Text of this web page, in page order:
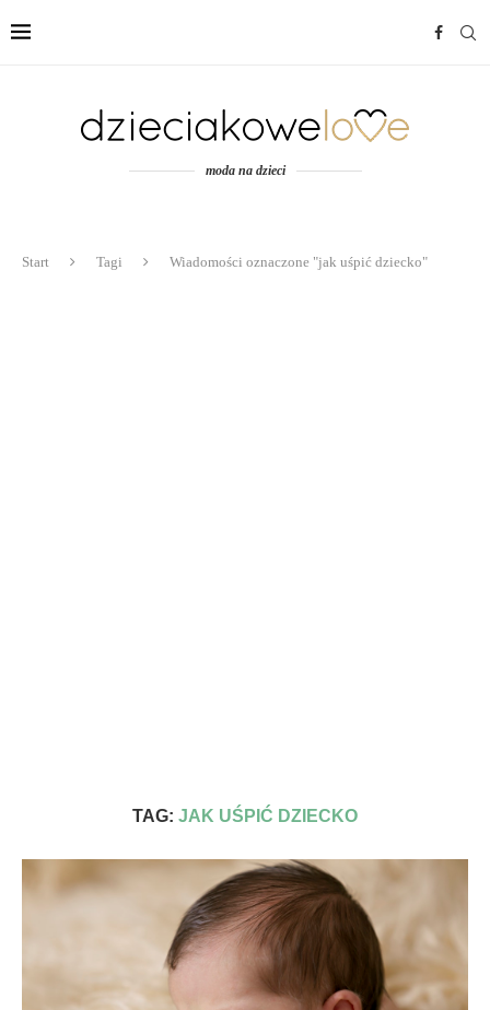
moda na dzieci
Start Tagi Wiadomości oznaczone "jak uśpić dziecko"
TAG: JAK UŚPIĆ DZIECKO